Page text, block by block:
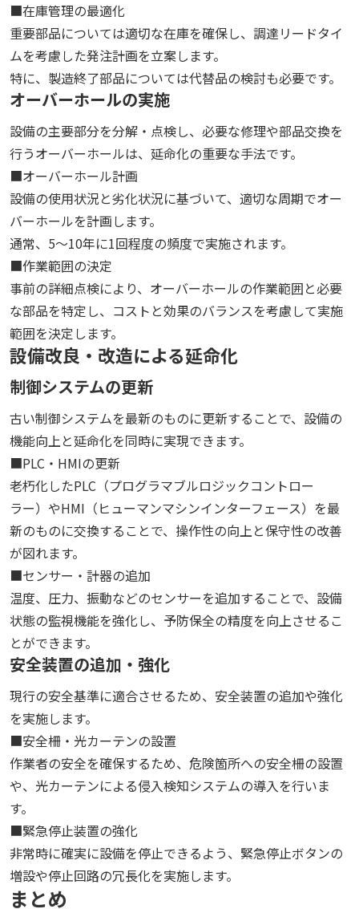
■在庫管理の最適化
重要部品については適切な在庫を確保し、調達リードタイ
ムを考慮した発注計画を立案します。
特に、製造終了部品については代替品の検討も必要です。
オーバーホールの実施
設備の主要部分を分解・点検し、必要な修理や部品交換を
行うオーバーホールは、延命化の重要な手法です。
■オーバーホール計画
設備の使用状況と劣化状況に基づいて、適切な周期でオー
バーホールを計画します。
通常、5～10年に1回程度の頻度で実施されます。
■作業範囲の決定
事前の詳細点検により、オーバーホールの作業範囲と必要
な部品を特定し、コストと効果のバランスを考慮して実施
範囲を決定します。
設備改良・改造による延命化
制御システムの更新
古い制御システムを最新のものに更新することで、設備の
機能向上と延命化を同時に実現できます。
■PLC・HMIの更新
老朽化したPLC（プログラマブルロジックコントロー
ラー）やHMI（ヒューマンマシンインターフェース）を最
新のものに交換することで、操作性の向上と保守性の改善
が図れます。
■センサー・計器の追加
温度、圧力、振動などのセンサーを追加することで、設備
状態の監視機能を強化し、予防保全の精度を向上させるこ
とができます。
安全装置の追加・強化
現行の安全基準に適合させるため、安全装置の追加や強化
を実施します。
■安全柵・光カーテンの設置
作業者の安全を確保するため、危険箇所への安全柵の設置
や、光カーテンによる侵入検知システムの導入を行いま
す。
■緊急停止装置の強化
非常時に確実に設備を停止できるよう、緊急停止ボタンの
増設や停止回路の冗長化を実施します。
まとめ